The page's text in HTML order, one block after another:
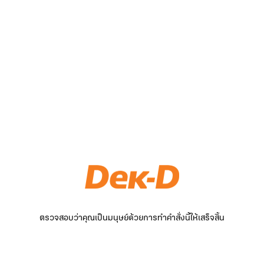
ตรวจสอบว่าคุณเป็นมนุษย์ด้วยการทำคำสั่งนี้ให้เสร็จสิ้น